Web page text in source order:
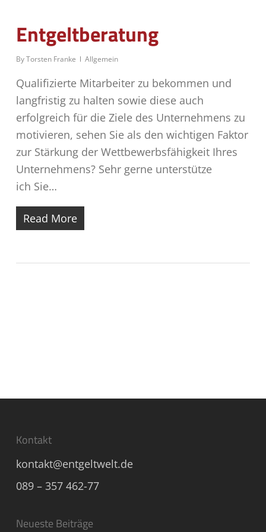
Entgeltberatung
ByTorsten Franke Allgemein
Qualifizierte Mitarbeiter zu bekommen und
langfristig zu halten sowie diese auch
erfolgreich für die Ziele des Unternehmens zu
motivieren, sehen Sie als den wichtigen Faktor
zur Stärkung der Wettbewerbsfähigkeit Ihres
Unternehmens? Sehr gerne unterstütze
ich Sie…
Read More
Kontakt
kontakt@entgeltwelt.de
089 – 357 462-77
Neueste Beiträge